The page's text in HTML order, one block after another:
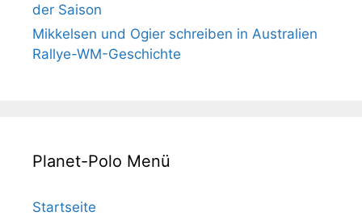
der Saison
Mikkelsen und Ogier schreiben in Australien
Rallye-WM-Geschichte
Planet-Polo Menü
Startseite